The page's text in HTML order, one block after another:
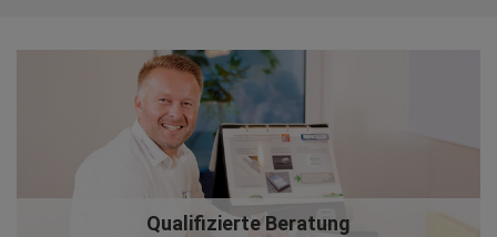
Qualifizierte Beratung